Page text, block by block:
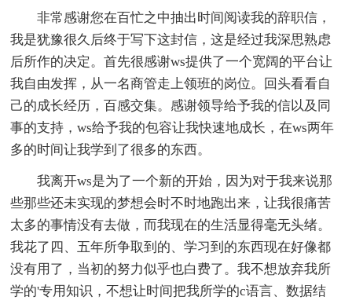
非常感谢您在百忙之中抽出时间阅读我的辞职信，
我是犹豫很久后终于写下这封信，这是经过我深思熟虑
后所作的决定。首先很感谢ws提供了一个宽阔的平台让
我自由发挥，从一名商管走上领班的岗位。回头看看自
己的成长经历，百感交集。感谢领导给予我的信以及同
事的支持，ws给予我的包容让我快速地成长，在ws两年
多的时间让我学到了很多的东西。
我离开ws是为了一个新的开始，因为对于我来说那
些那些还未实现的梦想会时不时地跑出来，让我很痛苦
太多的事情没有去做，而我现在的生活显得毫无头绪。
我花了四、五年所争取到的、学习到的东西现在好像都
没有用了，当初的努力似乎也白费了。我不想放弃我所
学的'专用知识，不想让时间把我所学的c语言、数据结